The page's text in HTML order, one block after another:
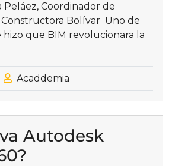
Peláez, Coordinador de
Bolívar Uno de
hizo que BIM revolucionara la
Acaddemia
Autodesk